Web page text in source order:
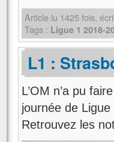
Article lu 1425 fois,
Tags : Ligue 1 2018-
L1 :
L’OM n’a pu
journée de
Retrouvez les